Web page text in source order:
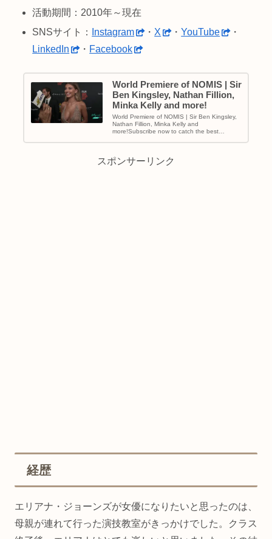
活動期間：2010年～現在
SNSサイト：
Instagram ・ X ・YouTube
・
LinkedIn
・ Facebook
World Premiere of NOMIS | Sir
Ben Kingsley, Nathan Fillion,
Minka Kelly and more!
World Premiere of NOMIS | Sir Ben Kingsley,
Nathan Fillion, Minka Kelly and
more!Subscribe now to catch the best
スポンサーリンク
経歴
エリアナ・ジョーンズが女優になりたいと思ったのは、
母親が連れて行った演技教室がきっかけでした。クラス